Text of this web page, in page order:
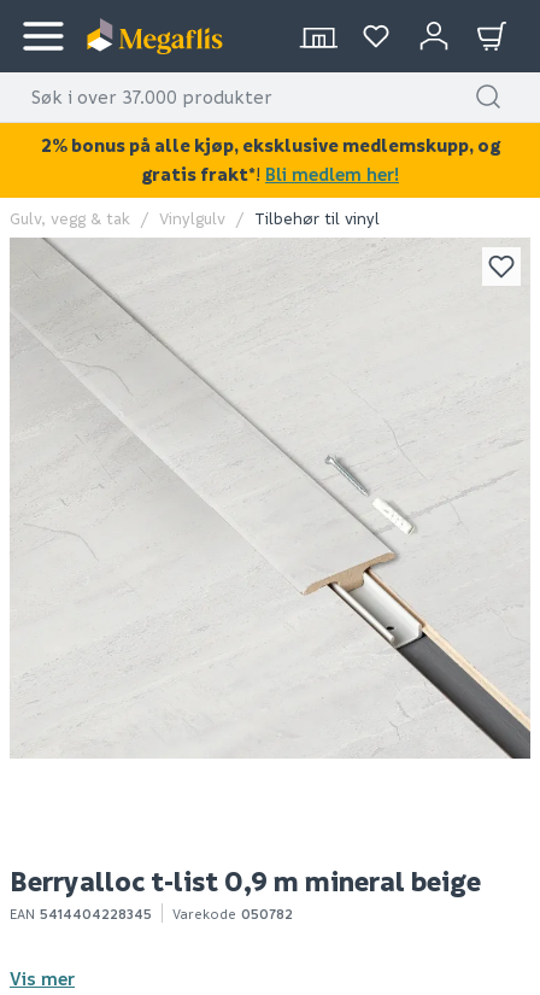
KAN DISSE VÆRE AV INTERESSE?
Berryalloc ocean 8 xl
389
Bestillingsvare
Omo aktiv & sport
luktfjerningsspray
150ml
Gulv, vegg & tak Vinylgulv Tilbehør til vinyl
Berryalloc t-list 0,9 m mineral beige
EAN 5414404228345 Varekode 050782
Vis mer
2% bonus på alle kjøp, eksklusive medlemskupp, og
gratis frakt*! Bli medlem her!